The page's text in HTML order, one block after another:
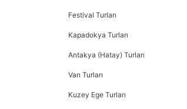
Festival Turları
Kapadokya Turları
Antakya (Hatay) Turları
Van Turları
Kuzey Ege Turları